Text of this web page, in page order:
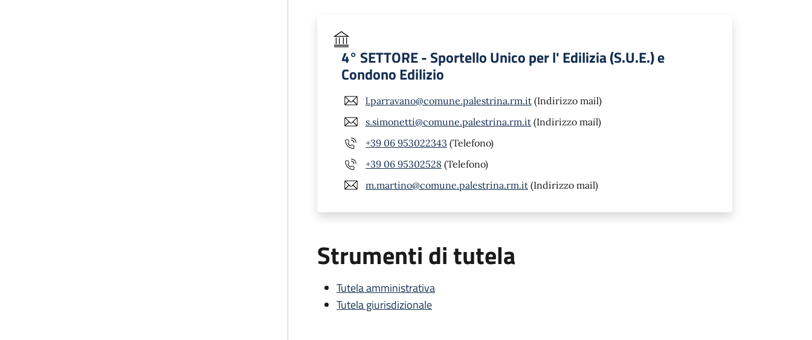
4° SETTORE - Sportello Unico per l' Edilizia (S.U.E.) e
Condono Edilizio
l.parravano@comune.palestrina.rm.it (Indirizzo mail)
s.simonetti@comune.palestrina.rm.it (Indirizzo mail)
+39 06 953022343 (Telefono)
+39 06 95302528 (Telefono)
m.martino@comune.palestrina.rm.it (Indirizzo mail)
Strumenti di tutela
Tutela amministrativa
Tutela giurisdizionale